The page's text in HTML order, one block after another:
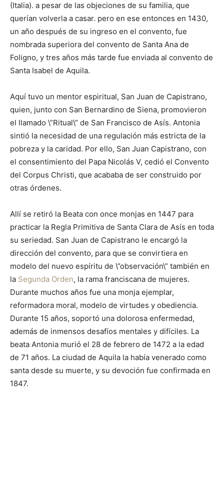
(Italia). a pesar de las objeciones de su familia, que
querían volverla a casar. pero en ese entonces en 1430,
un año después de su ingreso en el convento, fue
nombrada superiora del convento de Santa Ana de
Foligno, y tres años más tarde fue enviada al convento de
Santa Isabel de Aquila.
Aquí tuvo un mentor espiritual, San Juan de Capistrano,
quien, junto con San Bernardino de Siena, promovieron
el llamado \”Ritual\” de San Francisco de Asís. Antonia
sintió la necesidad de una regulación más estricta de la
pobreza y la caridad. Por ello, San Juan Capistrano, con
el consentimiento del Papa Nicolás V, cedió el Convento
del Corpus Christi, que acababa de ser construido por
otras órdenes.
Allí se retiró la Beata con once monjas en 1447 para
practicar la Regla Primitiva de Santa Clara de Asís en toda
su seriedad. San Juan de Capistrano le encargó la
dirección del convento, para que se convirtiera en
modelo del nuevo espíritu de \”observación\” también en
la Segunda Orden, la rama franciscana de mujeres.
Durante muchos años fue una monja ejemplar,
reformadora moral, modelo de virtudes y obediencia.
Durante 15 años, soportó una dolorosa enfermedad,
además de inmensos desafíos mentales y difíciles. La
beata Antonia murió el 28 de febrero de 1472 a la edad
de 71 años. La ciudad de Aquila la había venerado como
santa desde su muerte, y su devoción fue confirmada en
1847.